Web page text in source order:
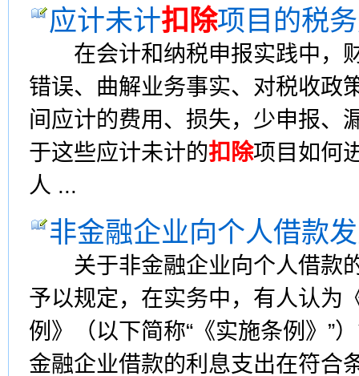
应计未计扣除项目的税
在会计和纳税申报实践中，财
错误、曲解业务事实、对税收政
间应计的费用、损失，少申报、
于这些应计未计的扣除项目如何
人 ...
非金融企业向个人借款
关于非金融企业向个人借款
予以规定，在实务中，有人认为
例》（以下简称“《实施条例》”
金融企业借款的利息支出在符合